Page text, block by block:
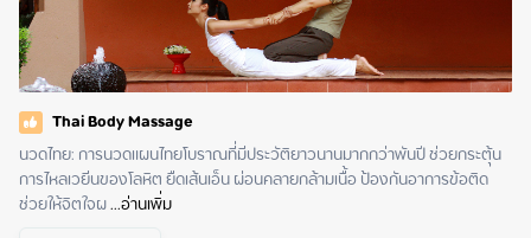
Thai Body Massage
นวดไทย: การนวดแผนไทยโบราณที่มีประวัติยาวนานมากกว่าพันปี ช่วยกระตุ้น
การไหลเวยีนของโลหิต ยืดเส้นเอ็น ผ่อนคลายกล้ามเนื้อ ป้องกันอาการข้อติด
ช่วยให้จิตใจผ ...อ่านเพิ่ม